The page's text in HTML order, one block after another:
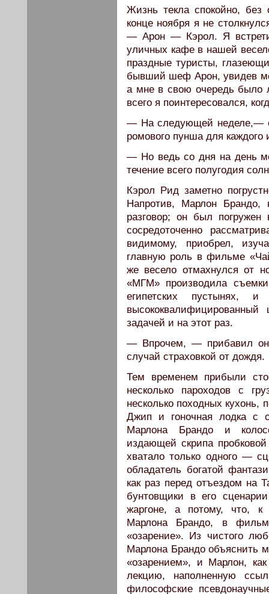
Жизнь текла спокойно,
конце ноября я не
— Арон — Кэрол. Я
уличных кафе в нашей
праздные туристы,
бывший шеф Арон, увидев
а мне в свою очередь было
всего я поинтересовался,
— На следующей неделе,—
ромового пунша для каждого
— Но ведь со дня на день
течение всего полугодия
Кэрол Рид заметно
Напротив, Марлон
разговор; он был
сосредоточенно
видимому, приобрел,
главную роль в фильме
же весело отмахнулся от
«МГМ» производила
египетских пустынях,
задачей и на этот раз.
— Впрочем, — прибавил
случай страховкой от дождя.
Тем временем прибыли
несколько пароходов с
несколько походных кухонь,
Джип и гоночная лодка с
Марлона Брандо и
издающей скрипа
хватало только одного —
обладатель богатой
как раз перед отъездом на
бунтовщики в его
жаргоне, а потому, что, к
Марлона Брандо, в
«озарение». Из чистого
Марлона Брандо объяснить
«озарением», и Марлон,
лекцию, наполненную
философские